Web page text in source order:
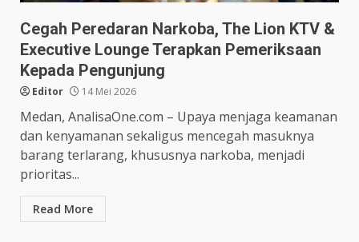
Cegah Peredaran Narkoba, The Lion KTV &
Executive Lounge Terapkan Pemeriksaan
Kepada Pengunjung
Editor 14 Mei 2026
Medan, AnalisaOne.com – Upaya menjaga keamanan
dan kenyamanan sekaligus mencegah masuknya
barang terlarang, khususnya narkoba, menjadi
prioritas...
Read More